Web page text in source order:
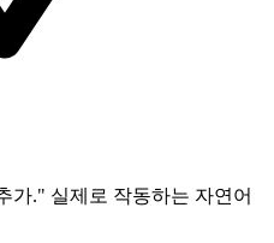
가." 실제로 작동하는 자연어